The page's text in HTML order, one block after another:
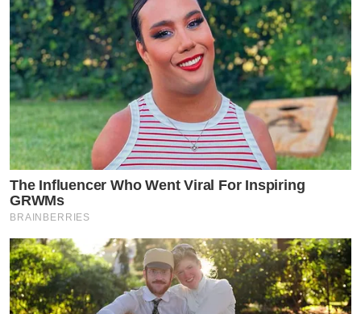
The Influencer Who Went Viral For Inspiring
GRWMs
BRAINBERRIES